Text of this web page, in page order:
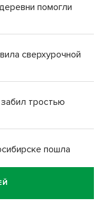
помогли
сверхурочной
тростью
пошла
в травмпункте